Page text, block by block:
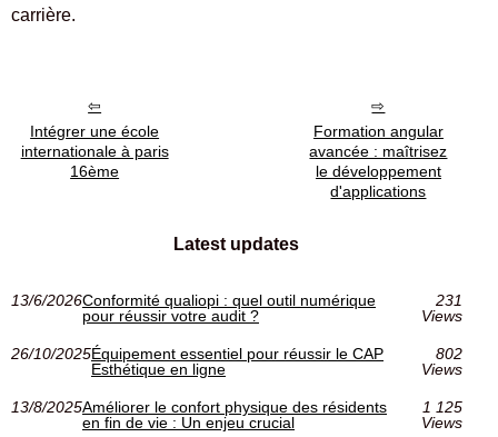
carrière.
Intégrer une école
internationale à paris
16ème
Formation angular
avancée : maîtrisez
le développement
d'applications
Latest updates
13/6/2026Conformité qualiopi : quel outil numérique
pour réussir votre audit ?
231
Views
26/10/2025Équipement essentiel pour réussir le CAP
Esthétique en ligne
802
Views
13/8/2025Améliorer le confort physique des résidents
en fin de vie : Un enjeu crucial
1 125
Views